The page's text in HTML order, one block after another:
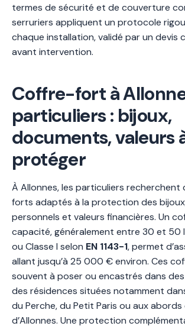
termes de sécurité et de couverture
serruriers appliquent un protocole
chaque installation, validé par un devis
avant intervention.
Coffre-fort à
particuliers : bijoux,
documents, valeurs
protéger
À Allonnes, les particuliers recherchent
forts adaptés à la protection des
personnels et valeurs financières. Un
capacité, généralement entre 30 et 50
ou Classe I selon EN 1143-1, permet
allant jusqu’à 25 000 € environ. Ces
souvent à poser ou encastrés dans
des résidences situées notamment
du Perche, du Petit Paris ou aux abords
d’Allonnes. Une protection